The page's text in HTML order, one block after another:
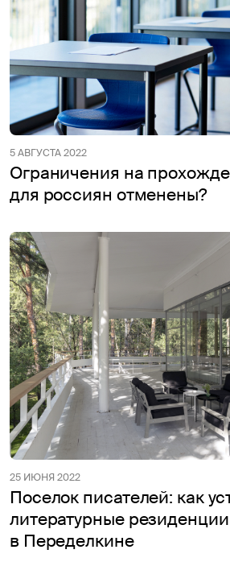
5 АВГУСТА 2022
Ограничения на
для россиян отменены?
25 ИЮНЯ 2022
Поселок писателей: как
литературные резиденции
в Переделкине